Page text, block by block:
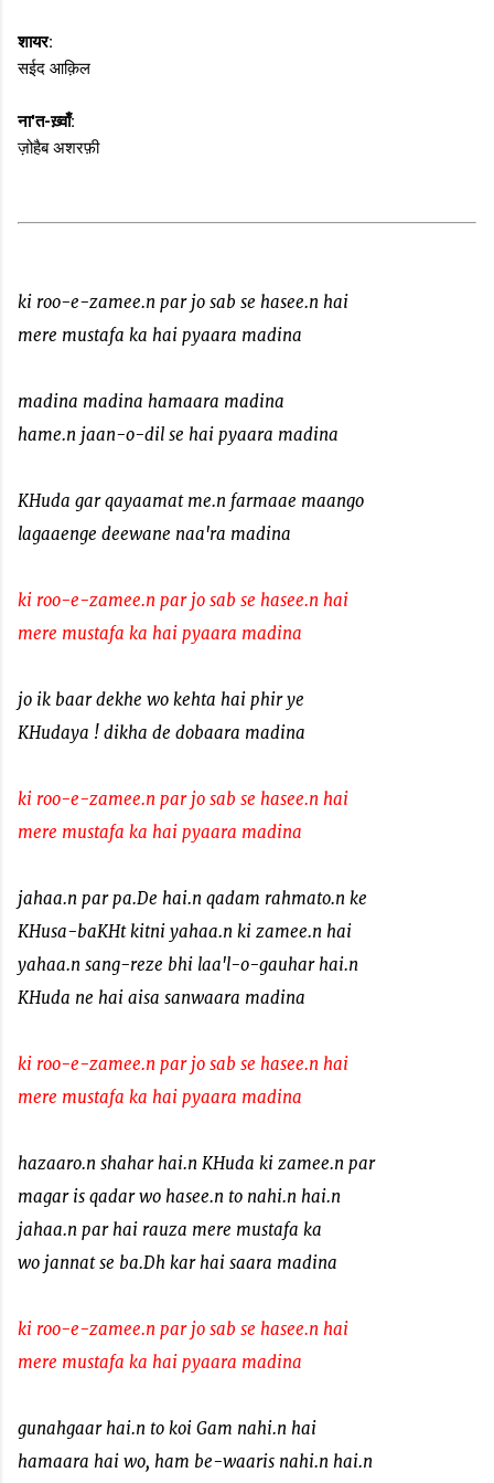
शायर:
सईद आक़िल
ना'त-ख़्वाँ:
ज़ोहैब अशरफ़ी
ki roo-e-zamee.n par jo sab se hasee.n hai
mere mustafa ka hai pyaara madina
madina madina hamaara madina
hame.n jaan-o-dil se hai pyaara madina
KHuda gar qayaamat me.n farmaae maango
lagaaenge deewane naa'ra madina
ki roo-e-zamee.n par jo sab se hasee.n hai
mere mustafa ka hai pyaara madina
jo ik baar dekhe wo kehta hai phir ye
KHudaya ! dikha de dobaara madina
ki roo-e-zamee.n par jo sab se hasee.n hai
mere mustafa ka hai pyaara madina
jahaa.n par pa.De hai.n qadam rahmato.n ke
KHusa-baKHt kitni yahaa.n ki zamee.n hai
yahaa.n sang-reze bhi laa'l-o-gauhar hai.n
KHuda ne hai aisa sanwaara madina
ki roo-e-zamee.n par jo sab se hasee.n hai
mere mustafa ka hai pyaara madina
hazaaro.n shahar hai.n KHuda ki zamee.n par
magar is qadar wo hasee.n to nahi.n hai.n
jahaa.n par hai rauza mere mustafa ka
wo jannat se ba.Dh kar hai saara madina
ki roo-e-zamee.n par jo sab se hasee.n hai
mere mustafa ka hai pyaara madina
gunahgaar hai.n to koi Gam nahi.n hai
hamaara hai wo, ham be-waaris nahi.n hai.n